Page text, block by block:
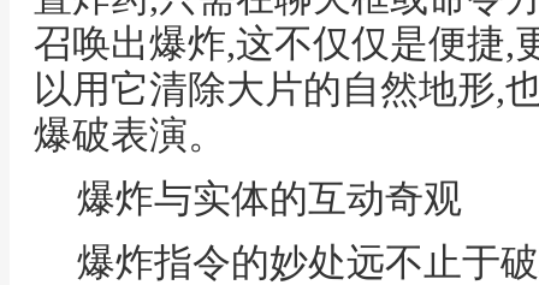
召唤出爆炸,这不仅仅是便捷,
以用它清除大片的自然地形,
爆破表演。
爆炸与实体的互动奇观
爆炸指令的妙处远不止于